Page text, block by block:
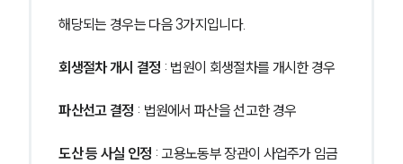
해당되는 경우는 다음 3가지입니다.
회생절차 개시 결정 : 법원이 회생절차를 개시한 경우
파산선고 결정 : 법원에서 파산을 선고한 경우
도산 등 사실 인정 : 고용노동부 장관이 사업주가 임금